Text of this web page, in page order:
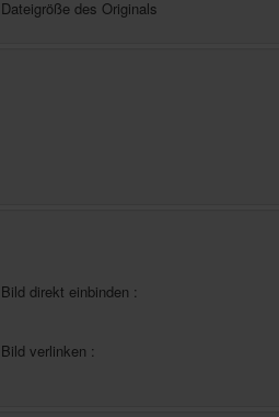
Dateigröße des Originals
Bild direkt einbinden :
Bild verlinken :